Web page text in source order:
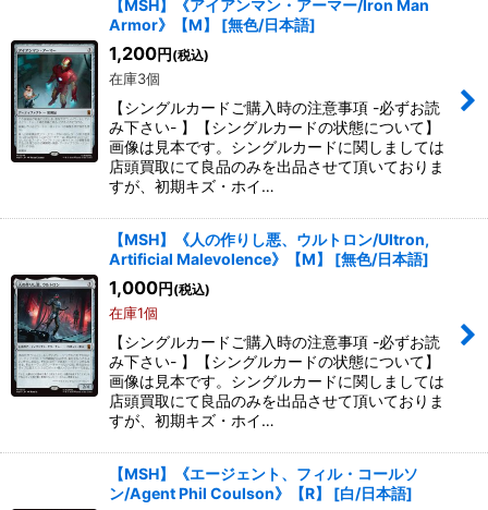
【MSH】《アイアンマン・アーマー/Iron Man
Armor》【M】
[無色/日本語]
1,200円 (税込)
在庫3個
【シングルカードご購入時の注意事項 -必ずお読
み下さい- 】【シングルカードの状態について】
画像は見本です。シングルカードに関しましては
店頭買取にて良品のみを出品させて頂いておりま
すが、初期キズ・ホイ…
【MSH】《人の作りし悪、ウルトロン/Ultron,
Artificial Malevolence》【M】
[無色/日本語]
1,000円 (税込)
在庫1個
【シングルカードご購入時の注意事項 -必ずお読
み下さい- 】【シングルカードの状態について】
画像は見本です。シングルカードに関しましては
店頭買取にて良品のみを出品させて頂いておりま
すが、初期キズ・ホイ…
【MSH】《エージェント、フィル・コールソ
ン/Agent Phil Coulson》【R】
[白/日本語]